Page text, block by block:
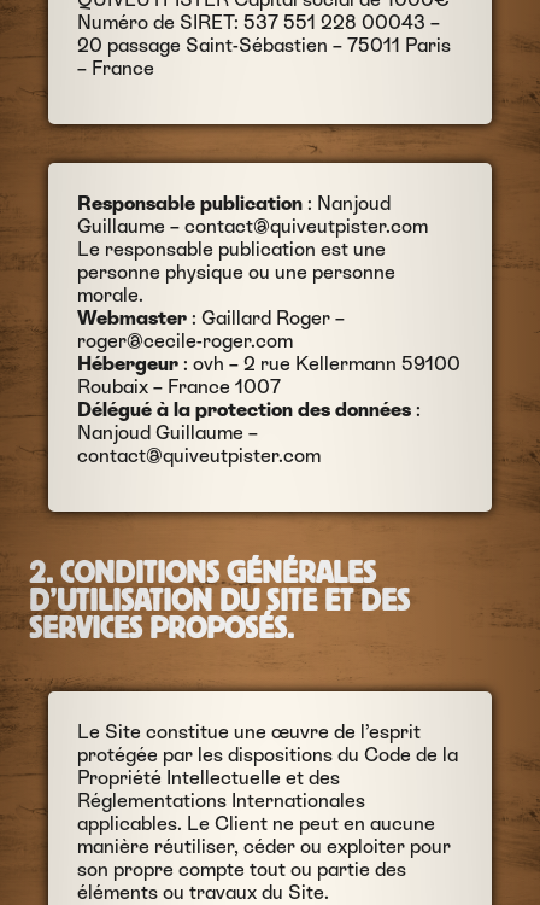
Numéro de SIRET: 537 551 228 00043 –
20 passage Saint-Sébastien – 75011 Paris
– France
Responsable publication : Nanjoud
Guillaume – contact@quiveutpister.com
Le responsable publication est une
personne physique ou une personne
morale.
Webmaster : Gaillard Roger –
roger@cecile-roger.com
Hébergeur : ovh – 2 rue Kellermann 59100
Roubaix – France 1007
Délégué à la protection des données :
Nanjoud Guillaume –
contact@quiveutpister.com
2. CONDITIONS GÉNÉRALES
D’UTILISATION DU SITE ET DES
SERVICES PROPOSÉS.
Le Site constitue une œuvre de l’esprit
protégée par les dispositions du Code de la
Propriété Intellectuelle et des
Réglementations Internationales
applicables. Le Client ne peut en aucune
manière réutiliser, céder ou exploiter pour
son propre compte tout ou partie des
éléments ou travaux du Site.